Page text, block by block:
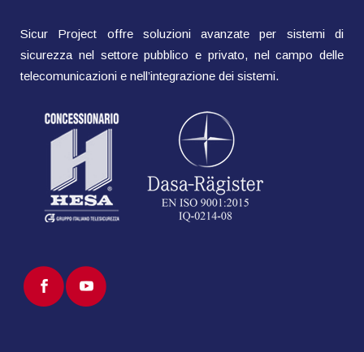
Sicur Project offre soluzioni avanzate per sistemi di
sicurezza nel settore pubblico e privato, nel campo delle
telecomunicazioni e nell’integrazione dei sistemi.